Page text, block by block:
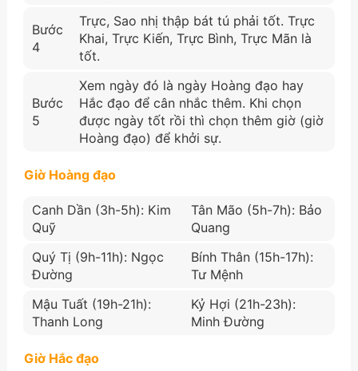
Bước
4
Trực, Sao nhị thập bát tú phải tốt. Trực
Khai, Trực Kiến, Trực Bình, Trực Mãn là
tốt.
Bước
5
Xem ngày đó là ngày Hoàng đạo hay
Hắc đạo để cân nhắc thêm. Khi chọn
được ngày tốt rồi thì chọn thêm giờ (giờ
Hoàng đạo) để khởi sự.
Giờ Hoàng đạo
Canh Dần (3h-5h): Kim
Quỹ
Tân Mão (5h-7h): Bảo
Quang
Quý Tị (9h-11h): Ngọc
Đường
Bính Thân (15h-17h):
Tư Mệnh
Mậu Tuất (19h-21h):
Thanh Long
Kỷ Hợi (21h-23h):
Minh Đường
Giờ Hắc đạo